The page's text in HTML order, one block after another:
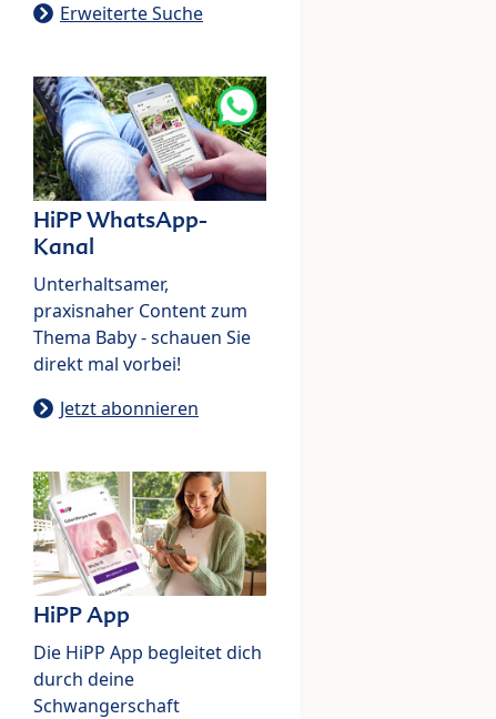
Erweiterte Suche
HiPP WhatsApp-
Kanal
Unterhaltsamer,
praxisnaher Content zum
Thema Baby - schauen Sie
direkt mal vorbei!
Jetzt abonnieren
HiPP App
Die HiPP App begleitet dich
durch deine
Schwangerschaft